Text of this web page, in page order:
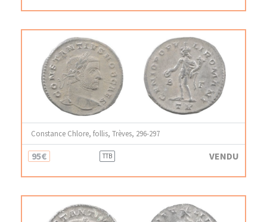
Constance Chlore, follis, Trèves, 296-297
95€ TTB VENDU